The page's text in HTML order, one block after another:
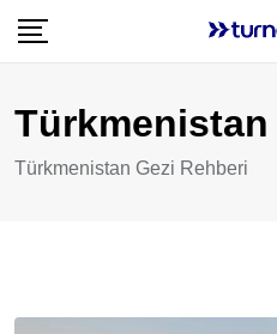
Skip
Türkmenistan
Türkmenistan Gezi Rehberi